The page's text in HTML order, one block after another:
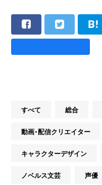
すべて 総合
動画・配信クリエイター
キャラクターデザイン
ノベルス文芸 声優